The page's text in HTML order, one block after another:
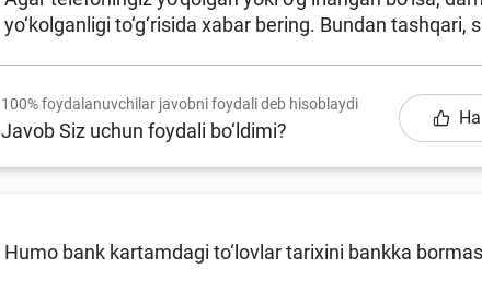
yo‘kolganligi to‘g‘risida xabar bering. Bundan
100%foydalanuvchilar javobni foydali deb hisoblaydi
Javob Siz uchun foydali bo‘ldimi?
Ha
Humo bank kartamdagi to‘lovlar tarixini bankka